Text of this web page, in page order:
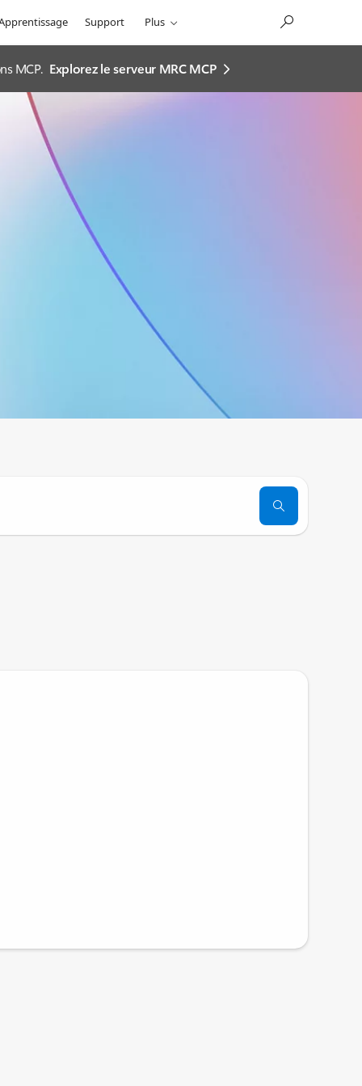
Support Plus
MCP. Explorez le serveur MRC MCP